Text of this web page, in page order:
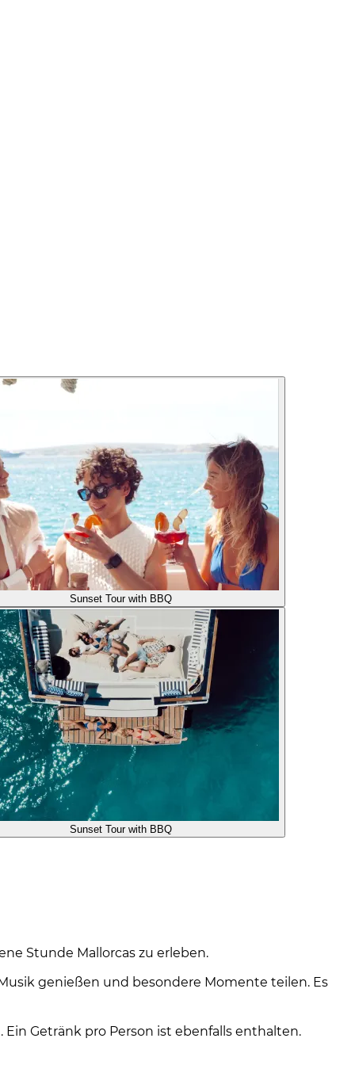
Sunset Tour with BBQ
Sunset Tour with BBQ
Stunde Mallorcas zu erleben.
genießen und besondere Momente teilen. Es
Getränk pro Person ist ebenfalls enthalten.